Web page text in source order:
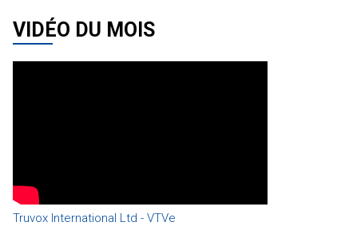
VIDÉO DU MOIS
Truvox International Ltd - VTVe